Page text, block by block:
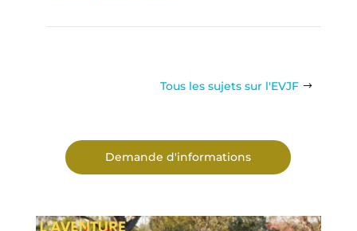
Tous les sujets sur l'EVJF
Demande d'informations